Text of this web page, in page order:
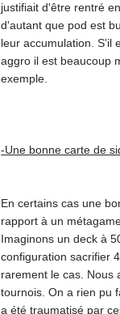
justifiait d'être rentré
d'autant que pod est
leur accumulation. S'il
aggro il est beaucoup
exemple.
-Une bonne carte de
En certains cas une
rapport à un
Imaginons un deck à
configuration sacrifier
rarement le cas. Nous
tournois. On a rien pu
a été traumatisé par